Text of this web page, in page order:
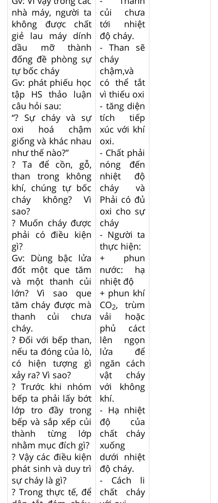
nhà máy, người ta
không được chất
giẻ lau máy dính
dầu mỡ thành
đống đề phòng sự
tự bốc cháy
Gv: phát phiếu học
tập HS thảo luận
câu hỏi sau:
“? Sự cháy và sự
oxi hoá chậm
giống và khác nhau
như thế nào?”
? Ta để cồn, gỗ,
than trong không
khí, chúng tự bốc
cháy không? Vì
sao?
? Muốn cháy được
phải có điều kiện
gì?
Gv: Dùng bậc lửa
đốt một que tăm
và một thanh củi
lớn? Vì sao que
tăm cháy được mà
thanh củi chưa
cháy.
? Đối với bếp than,
nếu ta đóng của lò,
có hiện tượng gì
xảy ra? Vì sao?
? Trước khi nhóm
bếp ta phải lấy bớt
lớp tro đầy trong
bếp và sắp xếp củi
thành từng lớp
nhằm mục đích gì?
? Vậy các điều kiện
phát sinh và duy trì
sự cháy là gì?
? Trong thực tế, để
củi chưa
tới nhiệt
độ cháy.
- Than sẽ
cháy
chậm,và
có thể tắt
vì thiếu oxi
- tăng diện
tích tiếp
xúc với khí
oxi.
- Chất phải
nóng đến
nhiệt độ
cháy và
Phải có đủ
oxi cho sự
cháy
- Người ta
thực hiện:
+ phun
nước: hạ
nhiệt độ
+ phun khí
CO2, trùm
vải hoặc
phủ cáct
lên ngọn
lửa để
ngăn cách
vật cháy
với không
khí.
- Hạ nhiệt
độ của
chất cháy
xuống
dưới nhiệt
độ cháy.
- Cách li
chất cháy